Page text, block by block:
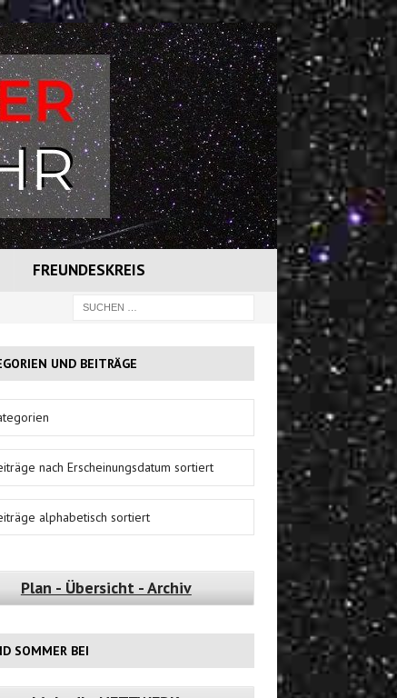
FREUNDESKREIS
UND BEITRÄGE
nach Erscheinungsdatum sortiert
alphabetisch sortiert
Plan - Übersicht - Archiv
SOMMER BEI